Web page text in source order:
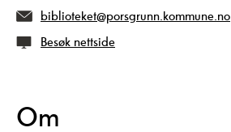
biblioteket@porsgrunn.kommune.no
Besøk nettside
Om